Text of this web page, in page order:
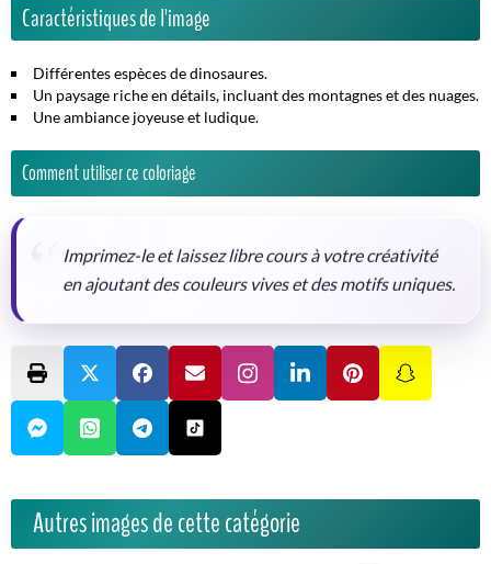
Caractéristiques de l'image
Différentes espèces de dinosaures.
Un paysage riche en détails, incluant des montagnes et des nuages.
Une ambiance joyeuse et ludique.
Comment utiliser ce coloriage
Imprimez-le et laissez libre cours à votre créativité
en ajoutant des couleurs vives et des motifs uniques.
Autres images de cette catégorie